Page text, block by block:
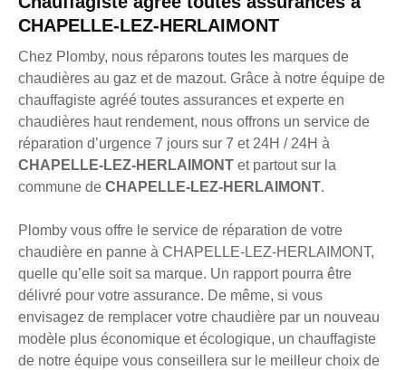
CHAPELLE-LEZ-HERLAIMONT
Chez Plomby, nous réparons toutes les marques de
chaudières au gaz et de mazout. Grâce à notre équipe de
chauffagiste agréé toutes assurances et experte en
chaudières haut rendement, nous offrons un service de
réparation d’urgence 7 jours sur 7 et 24H / 24H à
CHAPELLE-LEZ-HERLAIMONT et partout sur la
commune de CHAPELLE-LEZ-HERLAIMONT.
Plomby vous offre le service de réparation de votre
chaudière en panne à CHAPELLE-LEZ-HERLAIMONT,
quelle qu’elle soit sa marque. Un rapport pourra être
délivré pour votre assurance. De même, si vous
envisagez de remplacer votre chaudière par un nouveau
modèle plus économique et écologique, un chauffagiste
de notre équipe vous conseillera sur le meilleur choix de